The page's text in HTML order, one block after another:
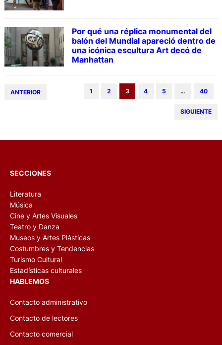
Por qué una réplica monumental del
balón del Mundial apareció dentro de
una icónica escultura Art decó de
Manhattan
ANTERIOR 1 2 3 4 5 … 40
SIGUIENTE
SECCIONES
Literatura
Música
Cine y Artes Visuales
Teatro y Danza
Museos y Artes Plásticas
Costumbres y Tendencias
Turismo Cultural
Estadísticas culturales
HABLEMOS
Contacto administrativo
Contacto de lectores
Contacto comercial